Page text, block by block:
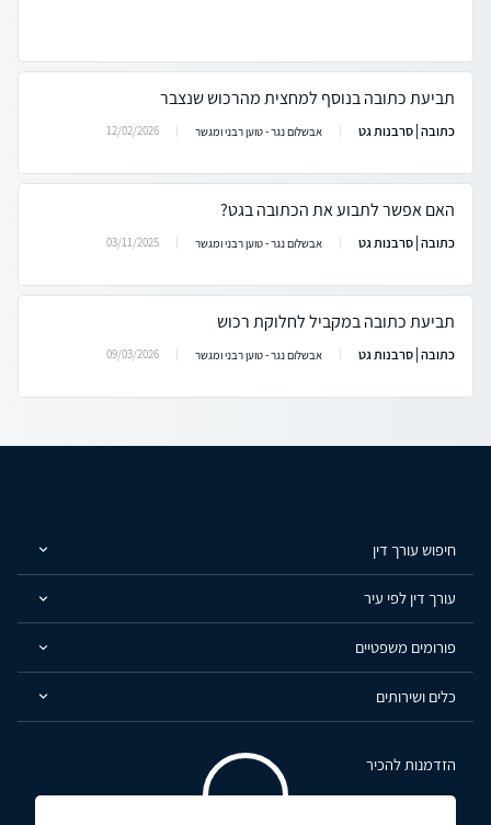
תביעת כתובה בנוסף למחצית מהרכוש שנצבר
כתובה | סרבנות גט אבשלום נגר - טוען רבני ומגשר 12/02/2026
האם אפשר לתבוע את הכתובה בגט?
כתובה | סרבנות גט אבשלום נגר - טוען רבני ומגשר 03/11/2025
תביעת כתובה במקביל לחלוקת רכוש
כתובה | סרבנות גט אבשלום נגר - טוען רבני ומגשר 09/03/2026
חיפוש עורך דין
עורך דין לפי עיר
פורומים משפטיים
כלים ושירותים
הזדמנות להכיר